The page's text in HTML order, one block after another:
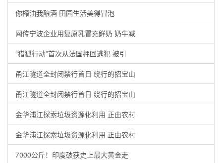
你榨油我酿酒 田园生活美得冒泡
网传宁波企业用复原乳冒充鲜奶 奶牛减
“猎狐行动”首次从法国押回逃犯 被引
甬江隧道全封闭禁行首日 绕行的招宝山
甬江隧道全封闭禁行首日 绕行的招宝山
金华浦江探索垃圾资源化利用 正由农村
金华浦江探索垃圾资源化利用 正由农村
7000公斤！印度破获史上最大黄金走